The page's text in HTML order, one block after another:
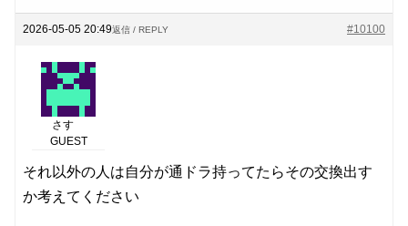
2026-05-05 20:49 #10100
返信 / REPLY
さす
GUEST
それ以外の人は自分が通ドラ持ってたらその交換出す
か考えてください